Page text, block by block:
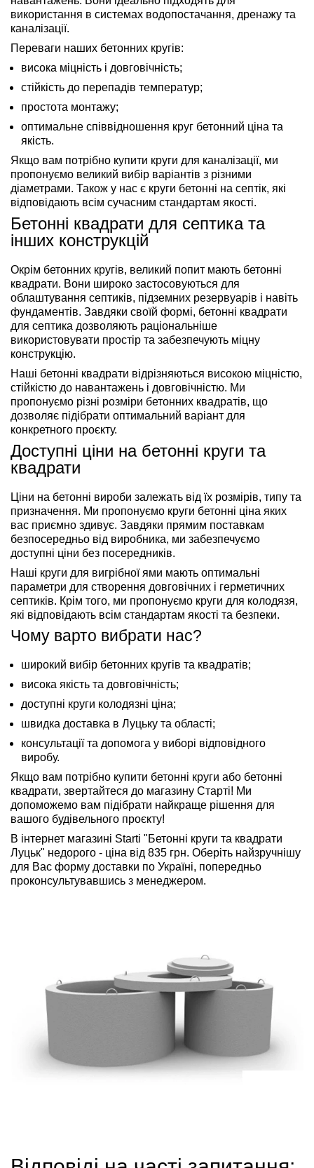
використання в системах водопостачання, дренажу та
каналізації.
Переваги наших бетонних кругів:
висока міцність і довговічність;
стійкість до перепадів температур;
простота монтажу;
оптимальне співвідношення круг бетонний ціна та
якість.
Якщо вам потрібно купити круги для каналізації, ми
пропонуємо великий вибір варіантів з різними
діаметрами. Також у нас є круги бетонні на септік, які
відповідають всім сучасним стандартам якості.
Бетонні квадрати для септика та
інших конструкцій
Окрім бетонних кругів, великий попит мають бетонні
квадрати. Вони широко застосовуються для
облаштування септиків, підземних резервуарів і навіть
фундаментів. Завдяки своїй формі, бетонні квадрати
для септика дозволяють раціональніше
використовувати простір та забезпечують міцну
конструкцію.
Наші бетонні квадрати відрізняються високою міцністю,
стійкістю до навантажень і довговічністю. Ми
пропонуємо різні розміри бетонних квадратів, що
дозволяє підібрати оптимальний варіант для
конкретного проєкту.
Доступні ціни на бетонні круги та
квадрати
Ціни на бетонні вироби залежать від їх розмірів, типу та
призначення. Ми пропонуємо круги бетонні ціна яких
вас приємно здивує. Завдяки прямим поставкам
безпосередньо від виробника, ми забезпечуємо
доступні ціни без посередників.
Наші круги для вигрібної ями мають оптимальні
параметри для створення довговічних і герметичних
септиків. Крім того, ми пропонуємо круги для колодязя,
які відповідають всім стандартам якості та безпеки.
Чому варто вибрати нас?
широкий вибір бетонних кругів та квадратів;
висока якість та довговічність;
доступні круги колодязні ціна;
швидка доставка в Луцьку та області;
консультації та допомога у виборі відповідного
виробу.
Якщо вам потрібно купити бетонні круги або бетонні
квадрати, звертайтеся до магазину Старті! Ми
допоможемо вам підібрати найкраще рішення для
вашого будівельного проєкту!
В інтернет магазині Starti "Бетонні круги та квадрати
Луцьк" недорого - ціна від 835 грн. Оберіть найзручнішу
для Вас форму доставки по Україні, попередньо
проконсультувавшись з менеджером.